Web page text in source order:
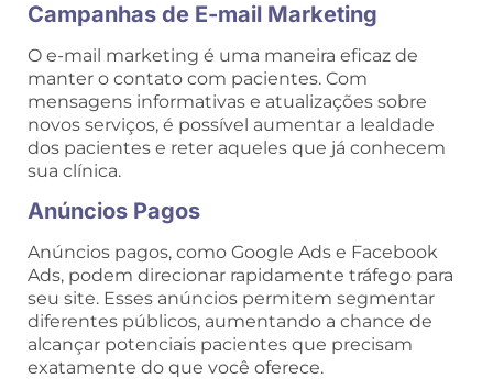
Campanhas de E-mail Marketing
O e-mail marketing é uma maneira eficaz de
manter o contato com pacientes. Com
mensagens informativas e atualizações sobre
novos serviços, é possível aumentar a lealdade
dos pacientes e reter aqueles que já conhecem
sua clínica.
Anúncios Pagos
Anúncios pagos, como Google Ads e Facebook
Ads, podem direcionar rapidamente tráfego para
seu site. Esses anúncios permitem segmentar
diferentes públicos, aumentando a chance de
alcançar potenciais pacientes que precisam
exatamente do que você oferece.